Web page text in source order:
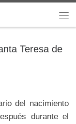
Teresa de
del nacimiento
durante el